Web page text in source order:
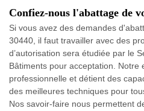
Confiez-nous l'abattage de
Si vous avez des demandes
30440, il faut travailler avec des
d’autorisation sera étudiée par le
Bâtiments pour acceptation. Notre
professionnelle et détient des
des meilleures techniques pour
Nos savoir-faire nous permettent